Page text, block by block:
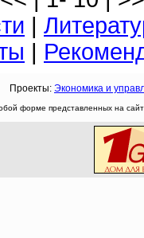
|
|
Проекты: Экономика и
форме представленных на